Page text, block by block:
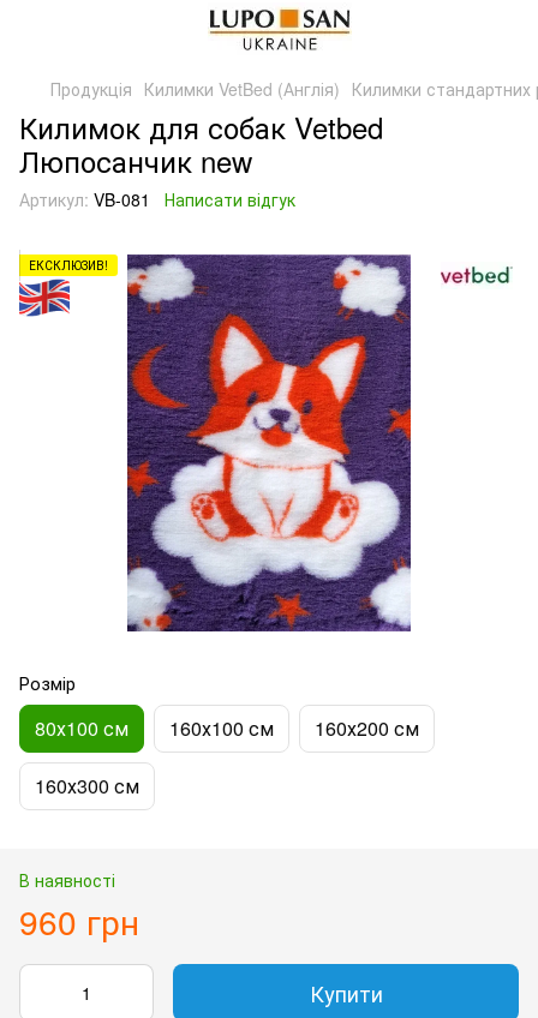
Продукція Килимки VetBed (Англія) Килимки стандартних
Килимок для собак Vetbed
Люпосанчик new
Артикул: VB-081 Написати відгук
ЕКСКЛЮЗИВ!
Розмір
80х100 см 160х100 см 160х200 см
160х300 см
В наявності
960 грн
Купити